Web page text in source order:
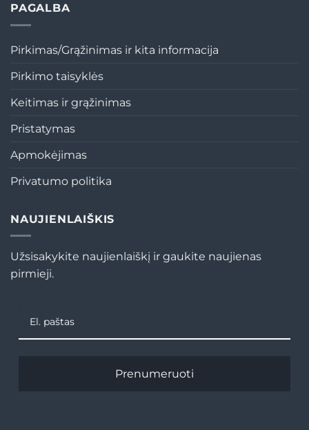
PAGALBA
Pirkimas/Grąžinimas ir kita informacija
Pirkimo taisyklės
Keitimas ir grąžinimas
Pristatymas
Apmokėjimas
Privatumo politika
NAUJIENLAIŠKIS
Užsisakykite naujienlaiškį ir gaukite naujienas
pirmieji.
Prenumeruoti